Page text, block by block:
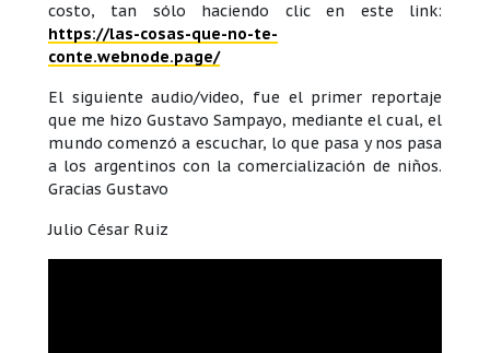
costo, tan sólo haciendo clic en este link:
https://las-cosas-que-no-te-
conte.webnode.page/
El siguiente audio/video, fue el primer reportaje
que me hizo Gustavo Sampayo, mediante el cual, el
mundo comenzó a escuchar, lo que pasa y nos pasa
a los argentinos con la comercialización de niños.
Gracias Gustavo
Julio César Ruiz